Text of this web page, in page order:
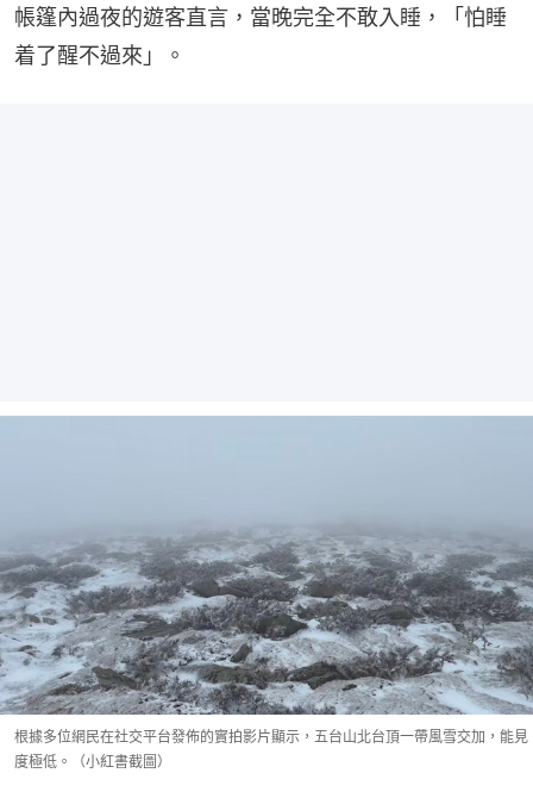
帳篷內過夜的遊客直言，當晚完全不敢入睡，「怕睡
着了醒不過來」。
根據多位網民在社交平台發佈的實拍影片顯示，五台山北台頂一帶風雪交加，能見
度極低。（小紅書截圖）